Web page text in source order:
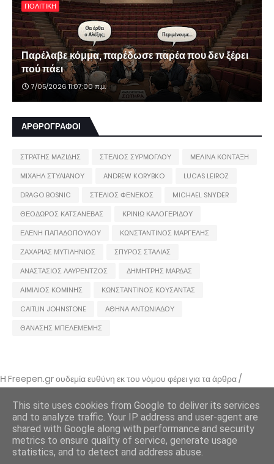
ΠΟΛΙΤΙΚΗ
Παρέλαβε κόμμα, παρέδωσε παρέα που δεν ξέρει
πού πάει
7/05/2026 11:07:00 π.μ.
ΑΡΘΡΟΓΡΑΦΟΙ
ΣΤΡΑΤΗΣ ΜΑΖΙΔΗΣ ΣΤΕΛΙΟΣ ΣΥΡΜΟΓΛΟΥ
ΜΕΛΙΝΑ ΚΟΝΤΑΞΗ
ΜΙΧΑΗΛ ΣΤΥΛΙΑΝΟΥ
ANDREW KORYBKO
LUCAS LEIROZ
DRAGO BOSNIC
ΣΤΕΛΙΟΣ ΦΕΝΕΚΟΣ
MICHAEL SNYDER
ΘΕΟΔΩΡΟΣ ΚΑΤΣΑΝΕΒΑΣ
ΚΡΙΝΙΩ ΚΑΛΟΓΕΡΙΔΟΥ
ΕΛΕΝΗ ΠΑΠΑΔΟΠΟΥΛΟΥ
ΚΩΝΣΤΑΝΤΙΝΟΣ ΜΑΡΓΕΛΗΣ
ΖΑΧΑΡΙΑΣ ΜΥΤΙΛΗΝΙΟΣ
ΣΠΥΡΟΣ ΣΤΑΛΙΑΣ
ΑΝΑΣΤΑΣΙΟΣ ΛΑΥΡΕΝΤΖΟΣ
ΔΗΜΗΤΡΗΣ ΜΑΡΔΑΣ
ΑΙΜΙΛΙΟΣ ΚΟΜΙΝΗΣ
ΚΩΝΣΤΑΝΤΙΝΟΣ ΚΟΥΣΑΝΤΑΣ
CAITLIN JOHNSTONE
ΑΘΗΝΑ ΑΝΤΩΝΙΑΔΟΥ
ΘΑΝΑΣΗΣ ΜΠΕΛΕΜΕΜΗΣ
Η Freepen.gr ουδεμία ευθύνη εκ του νόμου φέρει για τα άρθρα /
αναρτήσεις που δημοσιεύονται και απηχούν τις απόψεις των συντακτών
τους και δε σημαίνει πως τα υιοθετεί. Σε περίπτωση που θεωρείτε πως
θίγεστε από κάποιο εξ αυτών ή ότι υπάρχει κάποιο σφάλμα,
επικοινωνήστε μέσω e-mail
Freepen.gr - 2011 - freepengr@gmail.com
This site uses cookies from Google to deliver its services
and to analyze traffic. Your IP address and user-agent are
shared with Google along with performance and security
metrics to ensure quality of service, generate usage
statistics, and to detect and address abuse.